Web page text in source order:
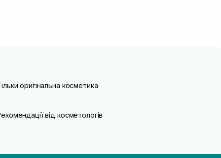
оригінальна косметика
від косметологів